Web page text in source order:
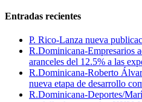
Entradas recientes
P. Rico-Lanza nueva
R.Dominicana-Empresarios
aranceles del 12.5% a las
R.Dominicana-Roberto
nueva etapa de desarrollo
R.Dominicana-Deportes/